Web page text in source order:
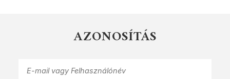
AZONOSÍTÁS